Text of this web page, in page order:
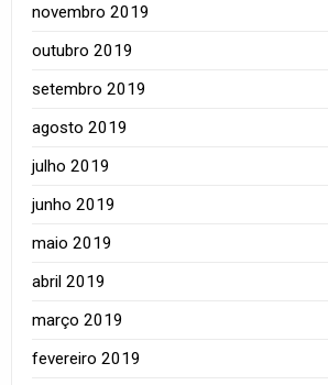
novembro 2019
outubro 2019
setembro 2019
agosto 2019
julho 2019
junho 2019
maio 2019
abril 2019
março 2019
fevereiro 2019